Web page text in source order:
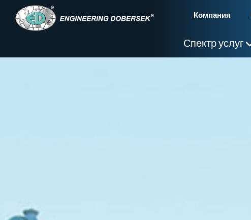
Компания
Спектр услуг